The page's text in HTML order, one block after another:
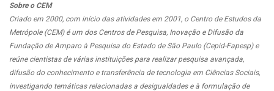
Sobre o CEM
Criado em 2000, com início das atividades em 2001, o Centro de Estudos da
Metrópole (CEM) é um dos Centros de Pesquisa, Inovação e Difusão da
Fundação de Amparo à Pesquisa do Estado de São Paulo (Cepid-Fapesp) e
reúne cientistas de várias instituições para realizar pesquisa avançada,
difusão do conhecimento e transferência de tecnologia em Ciências Sociais,
investigando temáticas relacionadas a desigualdades e à formulação de